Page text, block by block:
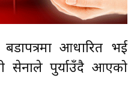
आधारित भई
सेनाले पुर्याउँदै आएको